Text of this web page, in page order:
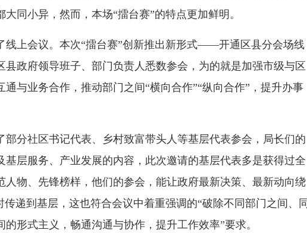
大同小异，然而，本场“擂台赛”的特点更加鲜明。
上会议。本次“擂台赛”创新推出新形式——开通区县分会场线
县政府领导班子、部门负责人悉数参会，为的就是加强市级与区
通与业务合作，推动部门之间“横向合作”“纵向合作”，提升办事
分社区书记代表、乡村致富带头人等基层代表参会，局长们的
基层服务、产业发展的内容，此次邀请的基层代表多是获得过全
人物、先锋榜样，他们的参会，能让政府最新决策、最新动向绕
传递到基层，这也符合会议中着重强调的“破除不同部门之间、同
的形式主义，畅通沟通与协作，提升工作效率”要求。